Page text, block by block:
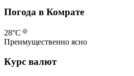
Погода в Комрате
28°C
Преимущественно ясно
Курс валют